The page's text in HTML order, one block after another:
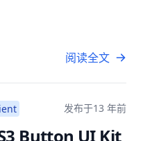
阅读全文
发布于13 年前
Button UI Kit